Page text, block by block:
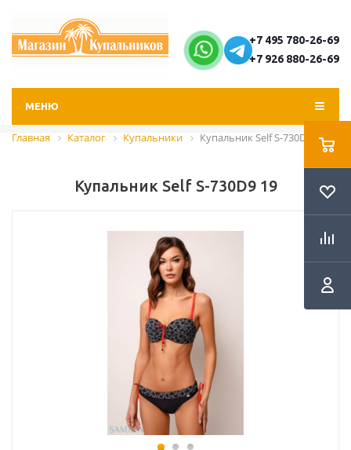
+7 495 780-26-69
+7 926 880-26-69
МЕНЮ
Главная Каталог Купальники Купальник Self S-730D9 19
Купальник Self S-730D9 19